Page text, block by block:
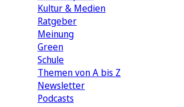
Kultur & Medien
Ratgeber
Meinung
Green
Schule
Themen von A bis Z
Newsletter
Podcasts